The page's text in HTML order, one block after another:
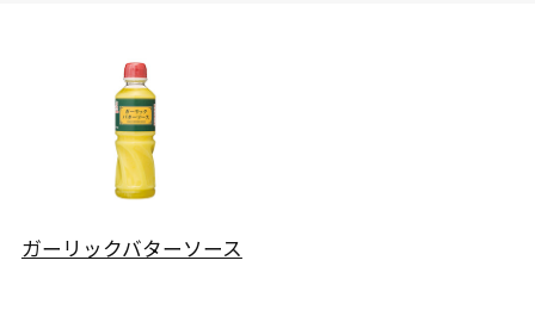
ガーリックバターソース